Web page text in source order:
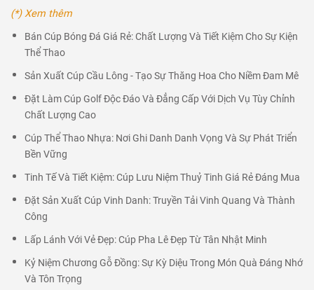
(*) Xem thêm
Bán Cúp Bóng Đá Giá Rẻ: Chất Lượng Và Tiết Kiệm Cho Sự Kiện
Thể Thao
Sản Xuất Cúp Cầu Lông - Tạo Sự Thăng Hoa Cho Niềm Đam Mê
Đặt Làm Cúp Golf Độc Đáo Và Đẳng Cấp Với Dịch Vụ Tùy Chỉnh
Chất Lượng Cao
Cúp Thể Thao Nhựa: Nơi Ghi Danh Danh Vọng Và Sự Phát Triển
Bền Vững
Tinh Tế Và Tiết Kiệm: Cúp Lưu Niệm Thuỷ Tinh Giá Rẻ Đáng Mua
Đặt Sản Xuất Cúp Vinh Danh: Truyền Tải Vinh Quang Và Thành
Công
Lấp Lánh Với Vẻ Đẹp: Cúp Pha Lê Đẹp Từ Tân Nhật Minh
Kỷ Niệm Chương Gỗ Đồng: Sự Kỳ Diệu Trong Món Quà Đáng Nhớ
Và Tôn Trọng